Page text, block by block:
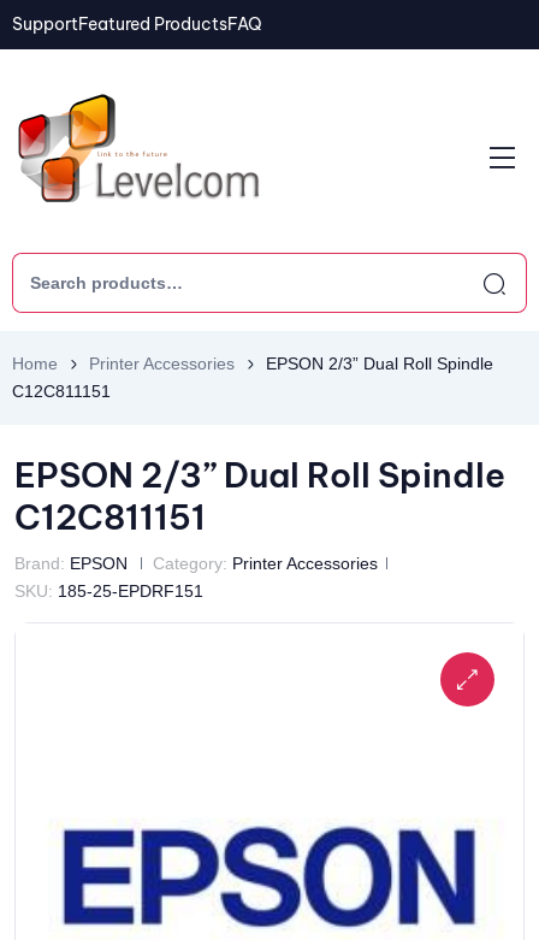
SupportFeatured ProductsFAQ
Home Printer Accessories
EPSON 2/3” Dual Roll Spindle
C12C811151
EPSON 2/3” Dual Roll Spindle
C12C811151
Brand: EPSON Category: Printer Accessories
SKU: 185-25-EPDRF151